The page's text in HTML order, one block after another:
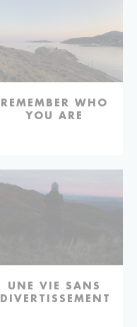
REMEMBER WHO
YOU ARE
UNE VIE SANS
DIVERTISSEMENT